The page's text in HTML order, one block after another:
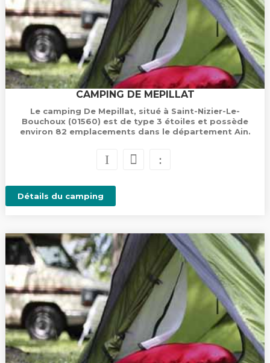
CAMPING DE MEPILLAT
Le camping De Mepillat, situé à Saint-Nizier-Le-
Bouchoux (01560) est de type 3 étoiles et possède
environ 82 emplacements dans le département Ain.
Détails du camping